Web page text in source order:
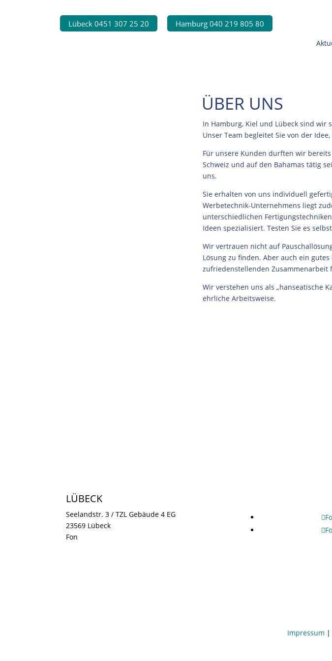
Lübeck 0451 307 25 20 Hamburg 040 219 805 80
ÜBER UNS
In Hamburg, Kiel und Lübeck sind wir
Unser Team begleitet Sie von der
Für unsere Kunden durften wir
Schweiz und auf den Bahamas tätig
uns.
Sie erhalten von uns individuell
Werbetechnik-Unternehmens liegt
unterschiedlichen
Ideen spezialisiert. Testen Sie es
Wir vertrauen nicht auf
Lösung zu finden. Aber auch ein
zufriedenstellenden Zusammenarbeit
Wir verstehen uns als „hanseatische
ehrliche Arbeitsweise.
LÜBECK
Seelandstr. 3 / TZL Gebäude 4 EG
23569 Lübeck
Fon
Impressum |